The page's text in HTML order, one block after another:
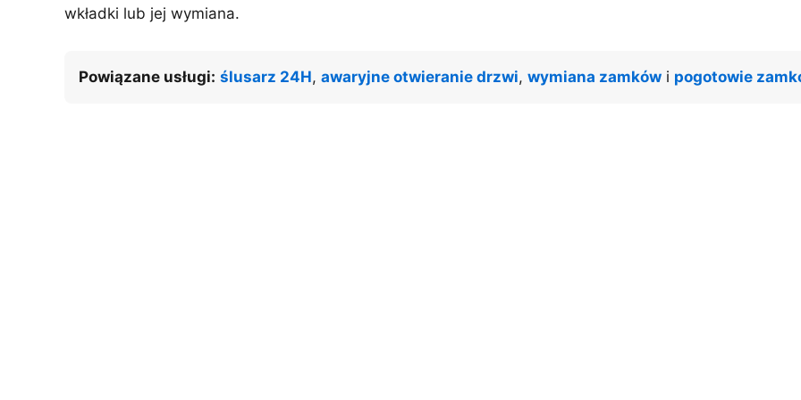
wkładki lub jej wymiana.
Powiązane usługi: ślusarz 24H, awaryjne otwieranie drzwi, wymiana zamków i pogotowie